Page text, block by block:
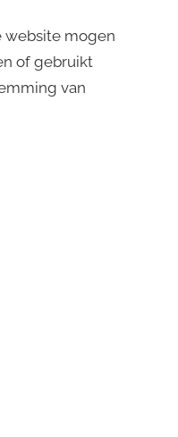
website mogen
of gebruikt
van